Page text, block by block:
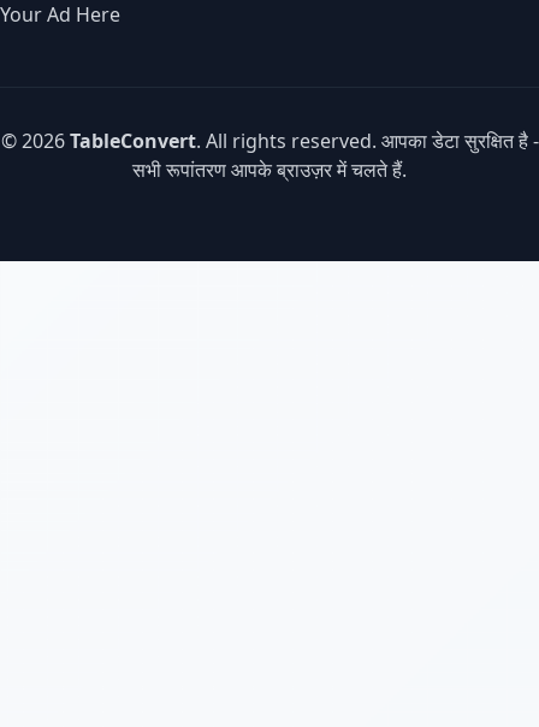
Your Ad Here
© 2026TableConvert. All rights reserved. आपका डेटा सुरक्षित है -
सभी रूपांतरण आपके ब्राउज़र में चलते हैं.